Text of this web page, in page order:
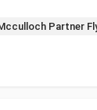
Partner